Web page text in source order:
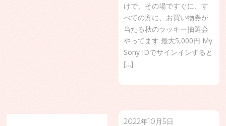
けで、その場ですぐに、す
べての方に、お買い物券が
当たる秋のラッキー抽選会
やってます 最大5,000円 My
Sony IDでサインインすると
[…]
2022年10月5日